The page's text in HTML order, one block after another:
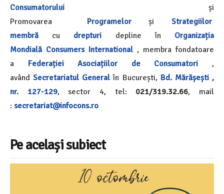
Consumatorului
și
Promovarea Programelor și Strategiilor
membră
cu drepturi depline în
Organizația
Mondială Consumers International , membra fondatoare
a Federației Asociațiilor de Consumatori ,
avândSecretariatul General în București, Bd. Mărășești ,
nr. 127-129, sector 4, tel: 021/319.32.66, mail
: secretariat@infocons.ro
Pe același subiect